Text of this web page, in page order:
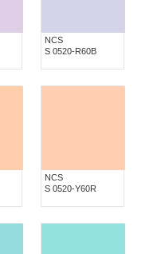
NCS
S 0520-R60B
NCS
S 0520-Y60R